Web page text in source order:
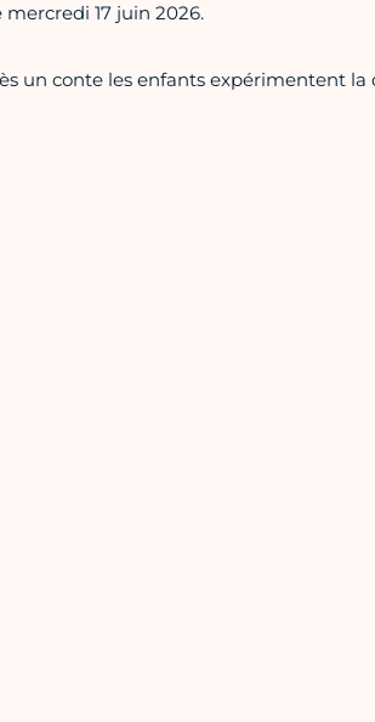
17 juin 2026.
un conte les enfants expérimentent